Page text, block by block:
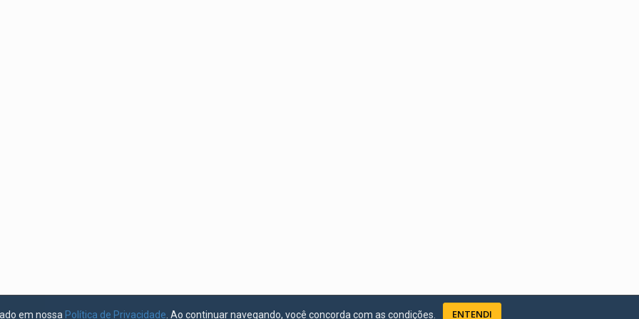
em nossa Política de Privacidade . Ao continuar navegando, você concorda com as condições. ENTENDI